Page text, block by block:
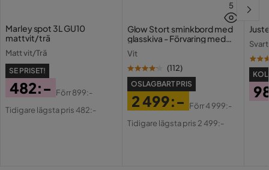
Marley spot 3L GU10
mattvit/ trä
Matt vit/Trä
SE PRISET!
Pris
482:-
Original
Förr899:-
Tidigare lägsta pris 482:-
5
Glow Stort sminkbord med
glasskiva - Förvaring med
Vit
(112)
OSLAGBART PRIS
Pris
2 499:-
Original
Förr4 999:-
Tidigare lägsta pris 2 499:-
Svart